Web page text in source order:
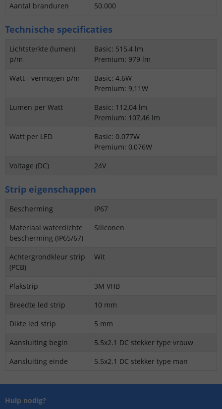
Aantal branduren
50.000
Technische specificaties
Lichtsterkte (lumen)
p/m
Basic: 515,4 lm
Premium: 979 lm
Watt - vermogen p/m
Basic: 4.6W
Premium: 9,11W
Lumen per Watt
Basic: 112,04 lm
Premium: 107,46 lm
Watt per LED
Basic: 0.077W
Premium: 0,076W
Voltage (DC)
24V
Strip eigenschappen
Bescherming
IP67
Materiaal waterdichte
bescherming (IP65/67)
Siliconen
Achtergrondkleur strip
(PCB)
Wit
Plakstrip
3M VHB
Breedte led strip
10 mm
Dikte led strip
5 mm
Aansluiting begin
5.5x2.1 DC stekker type vrouw
Aansluiting einde
5.5x2.1 DC stekker type man
Hulp nodig?